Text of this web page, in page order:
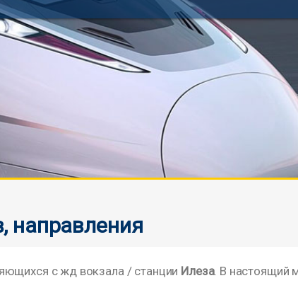
направления
с жд вокзала / станции Илеза. В настоящий